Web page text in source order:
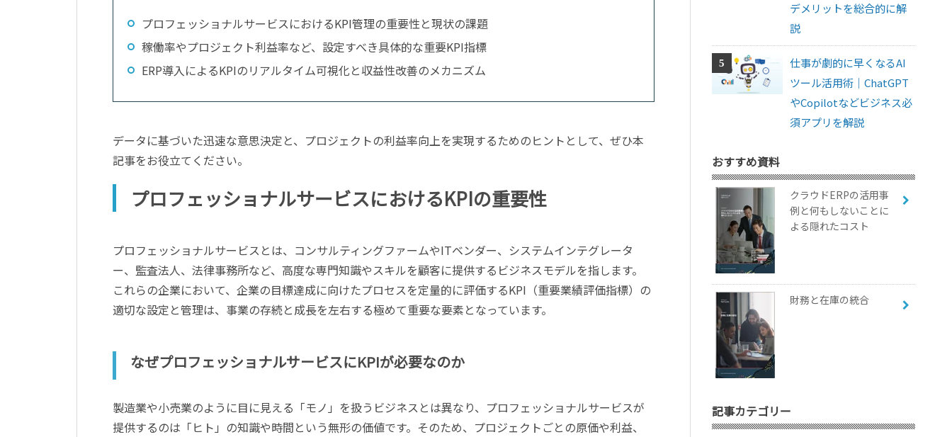
プロフェッショナルサービスにおけるKPI管理の重要性と現状の課題
稼働率やプロジェクト利益率など、設定すべき具体的な重要KPI指標
ERP導入によるKPIのリアルタイム可視化と収益性改善のメカニズム
データに基づいた迅速な意思決定と、プロジェクトの利益率向上を実現するためのヒントとして、ぜひ本
記事をお役立てください。
プロフェッショナルサービスにおけるKPIの重要性
プロフェッショナルサービスとは、コンサルティングファームやITベンダー、システムインテグレータ
ー、監査法人、法律事務所など、高度な専門知識やスキルを顧客に提供するビジネスモデルを指します。
これらの企業において、企業の目標達成に向けたプロセスを定量的に評価するKPI（重要業績評価指標）の
適切な設定と管理は、事業の存続と成長を左右する極めて重要な要素となっています。
なぜプロフェッショナルサービスにKPIが必要なのか
製造業や小売業のように目に見える「モノ」を扱うビジネスとは異なり、プロフェッショナルサービスが
提供するのは「ヒト」の知識や時間という無形の価値です。そのため、プロジェクトごとの原価や利益、
デメリットを総合的に解
説
仕事が劇的に早くなるAI
ツール活用術｜ChatGPT
やCopilotなどビジネス必
須アプリを解説
おすすめ資料
クラウドERPの活用事
例と何もしないことに
よる隠れたコスト
財務と在庫の統合
記事カテゴリー